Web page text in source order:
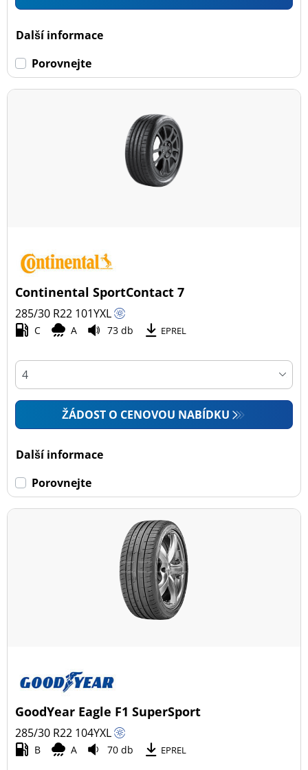
Další informace
Porovnejte
Continental SportContact 7
285/30 R22 101YXL
C A 73 db EPREL
ŽÁDOST O CENOVOU NABÍDKU
Další informace
Porovnejte
GoodYear Eagle F1 SuperSport
285/30 R22 104YXL
B A 70 db EPREL